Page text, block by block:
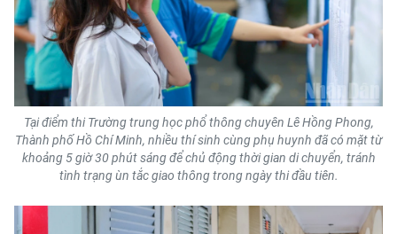
THỜI NAY
NHÂN DÂN CUỐI TUẦN
NHÂN DÂN HẰNG THÁNG
MUA BÁO
ĐỌC BÁO IN
Tại điểm thi Trường trung học phổ thông chuyên Lê Hồng Phong,
Thành phố Hồ Chí Minh, nhiều thí sinh cùng phụ huynh đã có mặt từ
khoảng 5 giờ 30 phút sáng để chủ động thời gian di chuyển, tránh
tình trạng ùn tắc giao thông trong ngày thi đầu tiên.